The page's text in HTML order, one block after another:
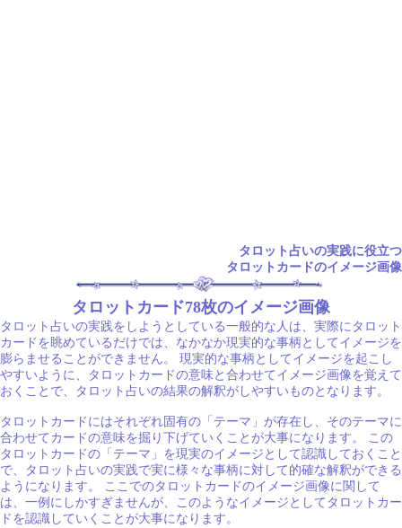
タロット占いの実践に役立つ
タロットカードのイメージ画像
タロットカード78枚のイメージ画像
タロット占いの実践をしようとしている一般的な人は、実際にタロット
カードを眺めているだけでは、なかなか現実的な事柄としてイメージを
膨らませることができません。 現実的な事柄としてイメージを起こし
やすいように、タロットカードの意味と合わせてイメージ画像を覚えて
おくことで、タロット占いの結果の解釈がしやすいものとなります。
タロットカードにはそれぞれ固有の「テーマ」が存在し、そのテーマに
合わせてカードの意味を掘り下げていくことが大事になります。 この
タロットカードの「テーマ」を現実のイメージとして認識しておくこと
で、タロット占いの実践で実に様々な事柄に対して的確な解釈ができる
ようになります。 ここでのタロットカードのイメージ画像に関して
は、一例にしかすぎませんが、このようなイメージとしてタロットカー
ドを認識していくことが大事になります。